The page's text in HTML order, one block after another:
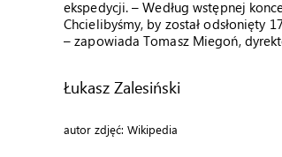
ekspedycji. – Według wstępnej
Chcielibyśmy, by został odsłonięty
– zapowiada Tomasz Miegoń,
Łukasz Zalesiński
autor zdjęć: Wikipedia